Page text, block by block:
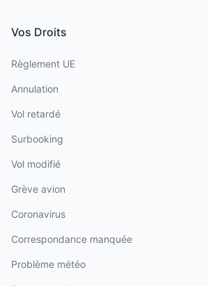
Vos Droits
Règlement UE
Annulation
Vol retardé
Surbooking
Vol modifié
Grève avion
Coronavirus
Correspondance manquée
Problème météo